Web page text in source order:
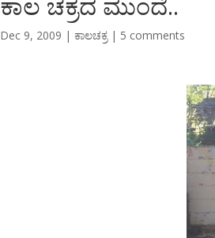
Dec 9, 2009 | ಕಾಲಚಕ್ರ| 5 comments